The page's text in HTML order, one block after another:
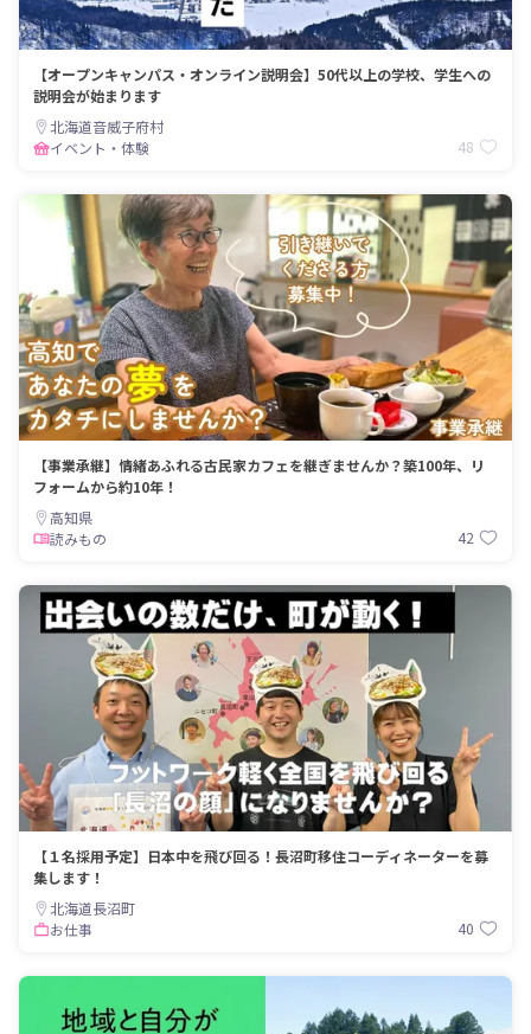
【オープンキャンパス・オンライン説明会】50代以上の学校、学生への
説明会が始まります
北海道音威子府村
イベント・体験
48
【事業承継】情緒あふれる古民家カフェを継ぎませんか？築100年、リ
フォームから約10年！
高知県
読みもの
42
【１名採用予定】日本中を飛び回る！長沼町移住コーディネーターを募
集します！
北海道長沼町
お仕事
40